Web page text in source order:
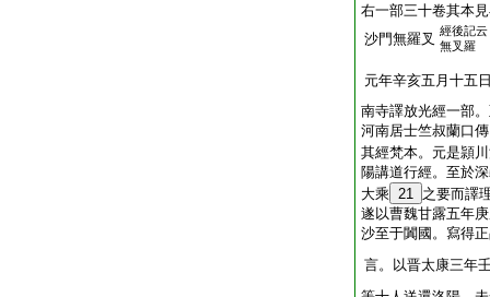
右一部三十卷其本
沙門無羅叉 經後記云
無叉羅
元年辛亥五月十五
南寺譯放光經一部
河南居士竺叔蘭口
其經梵本。元是頴
陽講道行經。至於
大乘 21 之要而譯
遂以曹魏甘露五年
沙至于闐國。寫得
言。以晋太康三年